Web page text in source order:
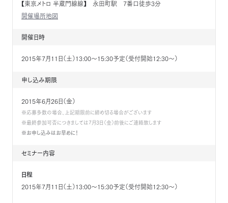
【東京メトロ 半蔵門線線】 永田町駅 7番口徒歩3分
開催場所地図
開催日時
2015年7月11日（土）13:00～15:30予定（受付開始12:30～）
申し込み期限
2015年6月26日（金）
※応募多数の場合、上記期限前に締め切る場合がございます
※最終参加可否につきましては7月3日（金）前後にご連絡致します
※お申し込みはお早めに！
セミナー内容
日程
2015年7月11日（土）13:00～15:30予定（受付開始12:30～）